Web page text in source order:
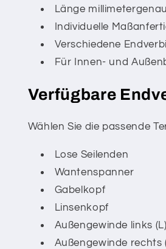
Länge
Individuelle
Verschiedene
Für Innen- und
Verfügbare
Wählen Sie die passende
Lose Seilenden
Wantenspanner
Gabelkopf
Linsenkopf
Außengewinde links (L)
Außengewinde rechts